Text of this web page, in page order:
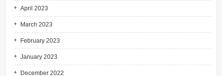
April 2023
March 2023
February 2023
January 2023
December 2022